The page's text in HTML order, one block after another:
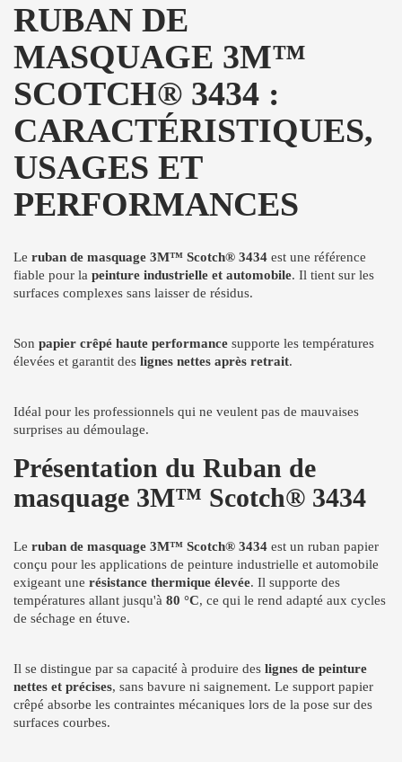
RUBAN DE
MASQUAGE 3M™
SCOTCH® 3434 :
CARACTÉRISTIQUES,
USAGES ET
PERFORMANCES
Le ruban de masquage 3M™ Scotch® 3434 est une référence
fiable pour la peinture industrielle et automobile. Il tient sur les
surfaces complexes sans laisser de résidus.
Son papier crêpé haute performance supporte les températures
élevées et garantit des lignes nettes après retrait.
Idéal pour les professionnels qui ne veulent pas de mauvaises
surprises au démoulage.
Présentation du Ruban de
masquage 3M™ Scotch® 3434
Le ruban de masquage 3M™ Scotch® 3434 est un ruban papier
conçu pour les applications de peinture industrielle et automobile
exigeant une résistance thermique élevée. Il supporte des
températures allant jusqu'à 80 °C, ce qui le rend adapté aux cycles
de séchage en étuve.
Il se distingue par sa capacité à produire des lignes de peinture
nettes et précises, sans bavure ni saignement. Le support papier
crêpé absorbe les contraintes mécaniques lors de la pose sur des
surfaces courbes.